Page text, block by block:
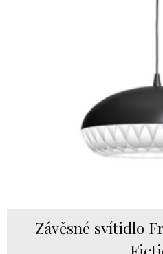
Závěsné svítidlo